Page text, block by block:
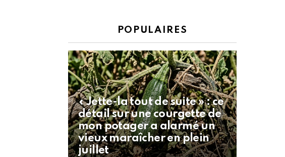
POPULAIRES
« Jette-la tout de suite » : ce
détail sur une courgette de
mon potager a alarmé un
vieux maraîcher en plein
juillet